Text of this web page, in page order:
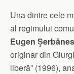
Una dintre cele
al regimului
Eugen
originar din
liberă” (1996),